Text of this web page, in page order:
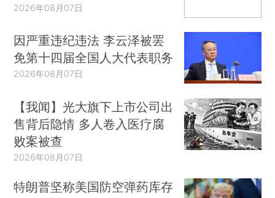
2026年08月07日
因严重违纪违法 李云泽被罢
免第十四届全国人大代表职务
2026年08月07日
【我闻】光大旗下上市公司出
售背后隐情 多人卷入医疗腐
败案被查
2026年08月07日
特朗普坚称美国防空弹药库存